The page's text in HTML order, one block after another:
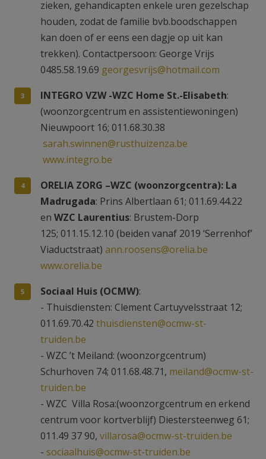
zieken, gehandicapten enkele uren gezelschap
houden, zodat de familie bvb.boodschappen
kan doen of er eens een dagje op uit kan
trekken). Contactpersoon: George Vrijs
0485.58.19.69 georgesvrijs@hotmail.com
INTEGRO VZW -WZC Home St.-Elisabeth:
(woonzorgcentrum en assistentiewoningen)
Nieuwpoort 16; 011.68.30.38
sarah.swinnen@rusthuizenza.be
www.integro.be
ORELIA ZORG –WZC (woonzorgcentra): La
Madrugada: Prins Albertlaan 61; 011.69.44.22
en WZC Laurentius: Brustem-Dorp
125; 011.15.12.10 (beiden vanaf 2019 ‘Serrenhof’
Viaductstraat) ann.roosens@orelia.be
www.orelia.be
Sociaal Huis (OCMW):
- Thuisdiensten: Clement Cartuyvelsstraat 12;
011.69.70.42 thuisdiensten@ocmw-st-
truiden.be
- WZC ’t Meiland: (woonzorgcentrum)
Schurhoven 74; 011.68.48.71, meiland@ocmw-st-
truiden.be
- WZC Villa Rosa:(woonzorgcentrum en erkend
centrum voor kortverblijf) Diestersteenweg 61;
011.49 37 90, villarosa@ocmw-st-truiden.be
- sociaalhuis@ocmw-st-truiden.be